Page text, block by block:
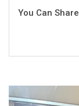
You Can